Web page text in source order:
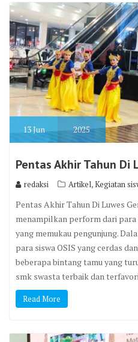
13Jun 2025
Pentas Akhir Tahun Di
redaksi Artikel,Kegiatan
Pentas Akhir Tahun Di Luwes
menampilkan perform dari
yang memukau pengunjung.
para siswa OSIS yang cerdas
beberapa bintang tamu yang
smk swasta terbaik dan
Read More